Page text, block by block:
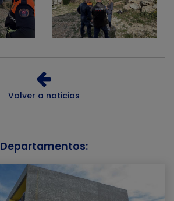
Volver a noticias
Departamentos: